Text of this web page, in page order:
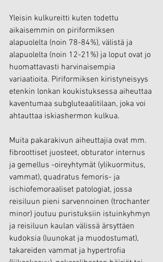
Yleisin kulkureitti kuten todettu
aikaisemmin on piriformiksen
alapuolelta (noin 78-84%), välistä ja
alapuolelta (noin 12-21%) ja loput ovat jo
huomattavasti harvinaisempia
variaatioita. Piriformiksen kiristyneisyys
etenkin lonkan koukistuksessa aiheuttaa
kaventumaa subgluteaalitilaan, joka voi
ahtauttaa iskiashermon kulkua.
Muita pakarakivun aiheuttajia ovat mm.
fibroottiset juosteet, obturator internus
ja gemellus -oireyhtymät (ylikuormitus,
vammat), quadratus femoris- ja
ischiofemoraaliset patologiat, jossa
reisiluun pieni sarvennoinen (trochanter
minor) joutuu puristuksiin istuinkyhmyn
ja reisiluun kaulan välissä ärsyttäen
kudoksia (luunokat ja muodostumat),
takareiden vammat ja hypertrofia